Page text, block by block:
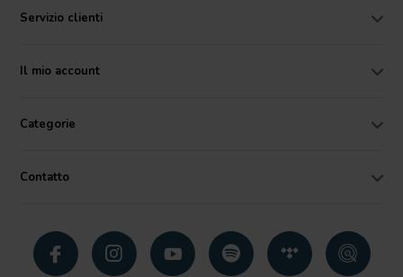
Servizio clienti
Il mio account
Categorie
Contatto